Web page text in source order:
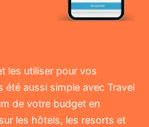
les utiliser pour vos
été aussi simple avec Travel
de votre budget en
les hôtels, les resorts et